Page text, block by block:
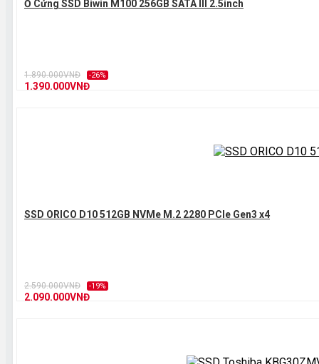
Ổ Cứng SSD Biwin M100 256GB SATA III 2.5inch
1.890.000VNĐ -26%
1.390.000VNĐ
SSD ORICO D10 512GB NVMe M.2 2280 PCIe Gen3 x4
2.590.000VNĐ -19%
2.090.000VNĐ